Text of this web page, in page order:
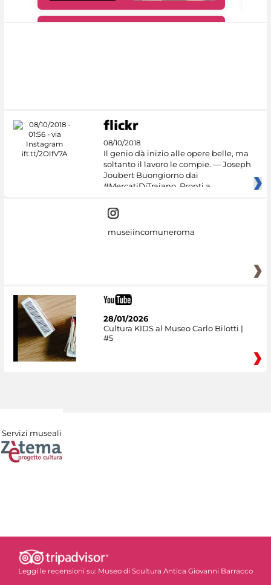
08/10/2018
Il genio dà inizio alle opere belle, ma
soltanto il lavoro le compie. — Joseph
Joubert Buongiorno dai
#MercatiDiTraiano. Pronti a
museiincomuneroma
28/01/2026
Cultura KIDS al Museo Carlo Bilotti |
#5
Servizi museali
Leggi le recensioni su: Museo di Scultura Antica Giovanni Barracco